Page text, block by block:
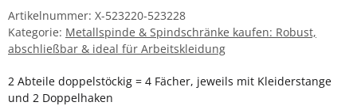
Artikelnummer: X-523220-523228
Kategorie: Metallspinde & Spindschränke kaufen: Robust,
abschließbar & ideal für Arbeitskleidung
2 Abteile doppelstöckig = 4 Fächer, jeweils mit Kleiderstange
und 2 Doppelhaken